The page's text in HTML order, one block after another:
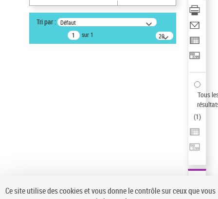
Auteur d’œuvre
Temperton, Rod (1947-2016)
Type de notice d'autorité
Pays
Tri par : Défaut
sur 1
20
résultats/page
Tous
(1)
Ce site utilise des cookies et vous donne le contrôle sur ceux que vous